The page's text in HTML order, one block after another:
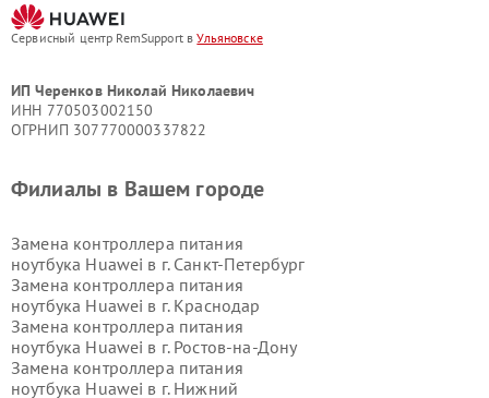
Сервисный центр RemSupport вУльяновске
ИП Черенков Николай Николаевич
ИНН 770503002150
ОГРНИП 307770000337822
Филиалы в Вашем городе
Замена контроллера питания
ноутбука Huawei в г. Санкт-Петербург
Замена контроллера питания
ноутбука Huawei в г. Краснодар
Замена контроллера питания
ноутбука Huawei в г. Ростов-на-Дону
Замена контроллера питания
ноутбука Huawei в г. Нижний